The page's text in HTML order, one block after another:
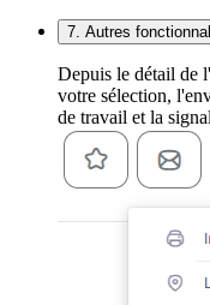
7. Autres
Depuis le détail de
votre sélection,
de travail et la